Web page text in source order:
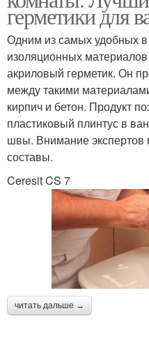
герметики для
Одним из самых удобных в
изоляционных
акриловый герметик. Он
между такими
кирпич и бетон. Продукт
пластиковый плинтус в
швы. Внимание
составы.
Ceresit CS 7
читать дальше →